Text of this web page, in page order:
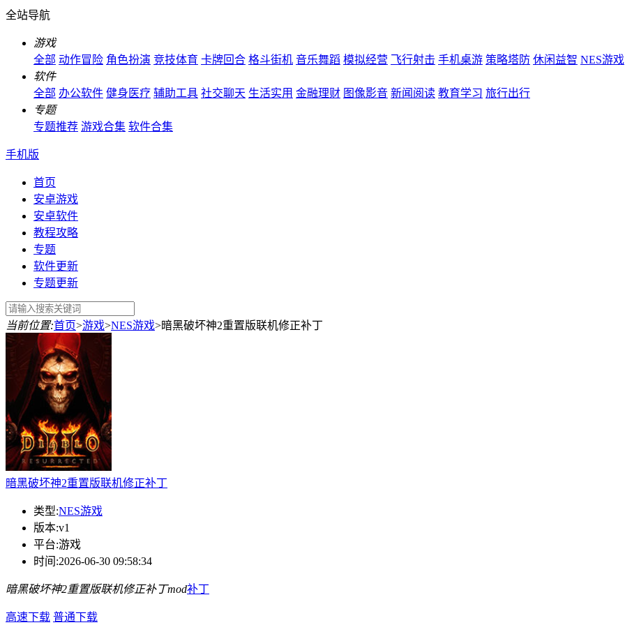
全站导航
游戏
全部 动作冒险 角色扮演 竞技体育 卡牌回合 格斗街机 音乐舞蹈 模拟经营 飞行射击 手机桌游 策略塔防 休闲益智 NES游戏
软件
全部 办公软件 健身医疗 辅助工具 社交聊天 生活实用 金融理财 图像影音 新闻阅读 教育学习 旅行出行
专题
专题推荐 游戏合集 软件合集
手机版
首页
安卓游戏
安卓软件
教程攻略
专题
软件更新
专题更新
当前位置:首页>游戏>NES游戏>暗黑破坏神2重置版联机修正补丁
暗黑破坏神2重置版联机修正补丁
类型:NES游戏
版本:v1
平台:游戏
时间:2026-06-30 09:58:34
暗黑破坏神2重置版联机修正补丁mod补丁
高速下载 普通下载